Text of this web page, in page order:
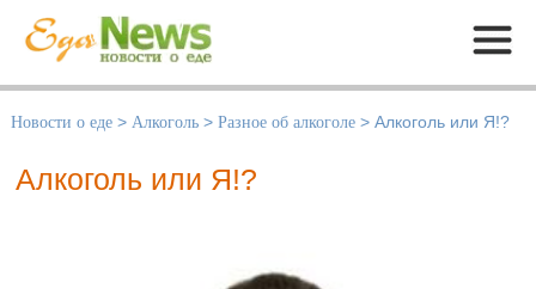
Меню
Новости о еде > Алкоголь > Разное об алкоголе > Алкоголь или Я!?
Алкоголь или Я!?